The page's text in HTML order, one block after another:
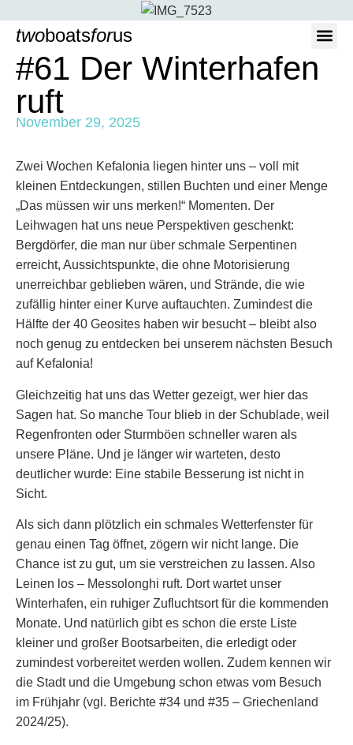
twoboatsforus
#61 Der Winterhafen
ruft
November 29, 2025
Zwei Wochen Kefalonia liegen hinter uns – voll mit
kleinen Entdeckungen, stillen Buchten und einer Menge
„Das müssen wir uns merken!“ Momenten. Der
Leihwagen hat uns neue Perspektiven geschenkt:
Bergdörfer, die man nur über schmale Serpentinen
erreicht, Aussichtspunkte, die ohne Motorisierung
unerreichbar geblieben wären, und Strände, die wie
zufällig hinter einer Kurve auftauchten. Zumindest die
Hälfte der 40 Geosites haben wir besucht – bleibt also
noch genug zu entdecken bei unserem nächsten Besuch
auf Kefalonia!
Gleichzeitig hat uns das Wetter gezeigt, wer hier das
Sagen hat. So manche Tour blieb in der Schublade, weil
Regenfronten oder Sturmböen schneller waren als
unsere Pläne. Und je länger wir warteten, desto
deutlicher wurde: Eine stabile Besserung ist nicht in
Sicht.
Als sich dann plötzlich ein schmales Wetterfenster für
genau einen Tag öffnet, zögern wir nicht lange. Die
Chance ist zu gut, um sie verstreichen zu lassen. Also
Leinen los – Messolonghi ruft. Dort wartet unser
Winterhafen, ein ruhiger Zufluchtsort für die kommenden
Monate. Und natürlich gibt es schon die erste Liste
kleiner und großer Bootsarbeiten, die erledigt oder
zumindest vorbereitet werden wollen. Zudem kennen wir
die Stadt und die Umgebung schon etwas vom Besuch
im Frühjahr (vgl. Berichte #34 und #35 – Griechenland
2024/25).